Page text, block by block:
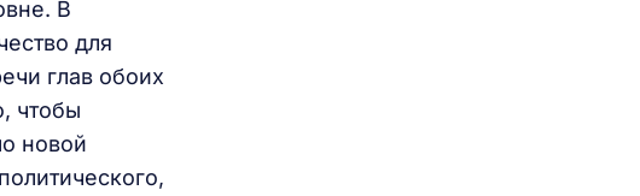
В
для
глав обоих
чтобы
новой